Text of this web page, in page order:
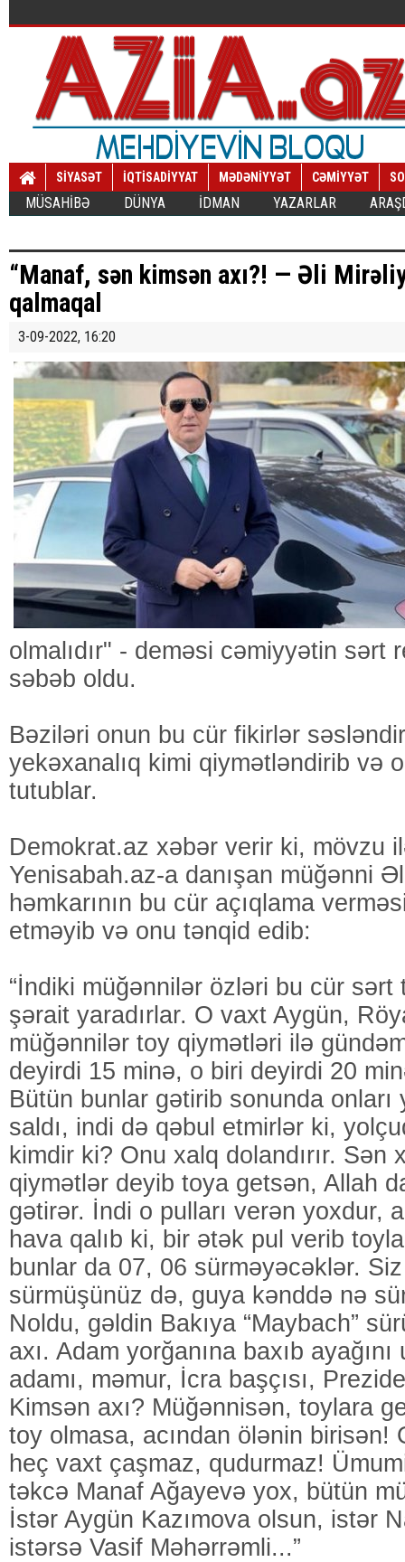
SİYASƏT İQTİSADİYYAT MƏDƏNİYYƏT CƏMİYYƏT
MÜSAHİBƏ DÜNYA İDMAN YAZARLAR
“Manaf, sən kimsən axı?! — Əli
qalmaqal
3-09-2022, 16:20
olmalıdır" - deməsi cəmiyyətin sərt
səbəb oldu.
Bəziləri onun bu cür fikirlər
yekəxanalıq kimi qiymətləndirib və
tutublar.
Demokrat.az xəbər verir ki, mövzu
Yenisabah.az-a danışan müğənni
həmkarının bu cür açıqlama
etməyib və onu tənqid edib:
“İndiki müğənnilər özləri bu cür sərt
şərait yaradırlar. O vaxt Aygün,
müğənnilər toy qiymətləri ilə
deyirdi 15 minə, o biri deyirdi 20
Bütün bunlar gətirib sonunda onları
saldı, indi də qəbul etmirlər ki,
kimdir ki? Onu xalq dolandırır. Sən
qiymətlər deyib toya getsən, Allah
gətirər. İndi o pulları verən yoxdur,
hava qalıb ki, bir ətək pul verib
bunlar da 07, 06 sürməyəcəklər.
sürmüşünüz də, guya kənddə nə
Noldu, gəldin Bakıya “Maybach”
axı. Adam yorğanına baxıb
adamı, məmur, İcra başçısı,
Kimsən axı? Müğənnisən, toylara
toy olmasa, acından ölənin birisən!
heç vaxt çaşmaz, qudurmaz!
təkcə Manaf Ağayevə yox, bütün
İstər Aygün Kazımova olsun, istər
istərsə Vasif Məhərrəmli...”